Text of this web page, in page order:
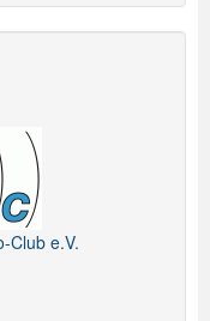
Club e.V.